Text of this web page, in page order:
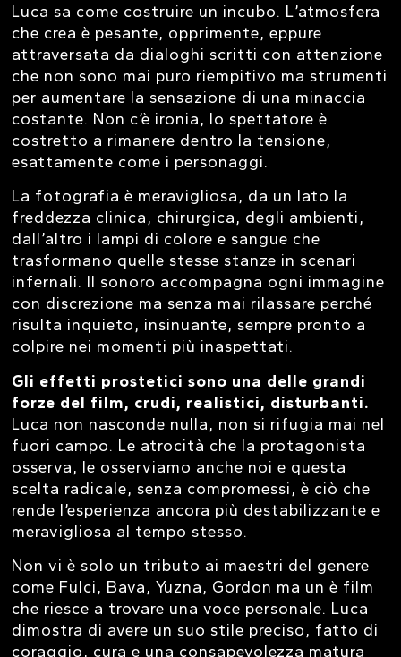
Luca sa come costruire un incubo. L’atmosfera
che crea è pesante, opprimente, eppure
attraversata da dialoghi scritti con attenzione
che non sono mai puro riempitivo ma strumenti
per aumentare la sensazione di una minaccia
costante. Non c’è ironia, lo spettatore è
costretto a rimanere dentro la tensione,
esattamente come i personaggi.
La fotografia è meravigliosa, da un lato la
freddezza clinica, chirurgica, degli ambienti,
dall’altro i lampi di colore e sangue che
trasformano quelle stesse stanze in scenari
infernali. Il sonoro accompagna ogni immagine
con discrezione ma senza mai rilassare perché
risulta inquieto, insinuante, sempre pronto a
colpire nei momenti più inaspettati.
Gli effetti prostetici sono una delle grandi
forze del film, crudi, realistici, disturbanti.
Luca non nasconde nulla, non si rifugia mai nel
fuori campo. Le atrocità che la protagonista
osserva, le osserviamo anche noi e questa
scelta radicale, senza compromessi, è ciò che
rende l’esperienza ancora più destabilizzante e
meravigliosa al tempo stesso.
Non vi è solo un tributo ai maestri del genere
come Fulci, Bava, Yuzna, Gordon ma un è film
che riesce a trovare una voce personale. Luca
dimostra di avere un suo stile preciso, fatto di
coraggio, cura e una consapevolezza matura